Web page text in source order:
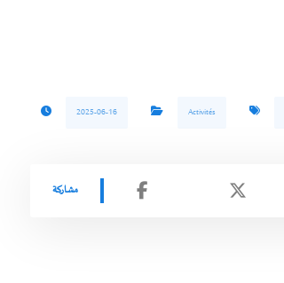
2025-06-16 Activités